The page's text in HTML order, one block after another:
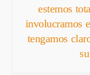
estemos
involucramos
tengamos